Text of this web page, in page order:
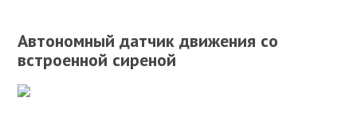
Автономный датчик движения со
встроенной сиреной